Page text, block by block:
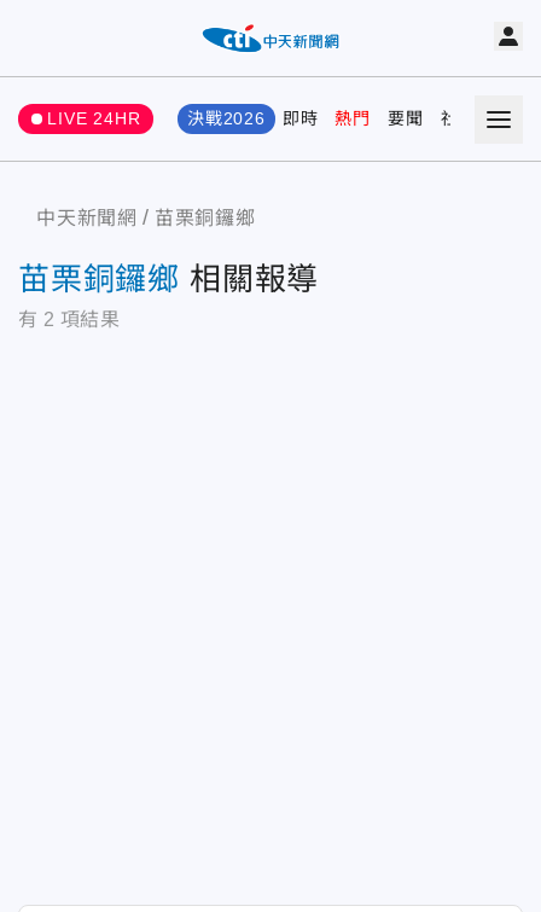
LIVE 24HR 決戰2026 即時 熱門 要聞 社會 娛樂
中天新聞網 苗栗銅鑼鄉
苗栗銅鑼鄉 相關報導
有 2 項結果